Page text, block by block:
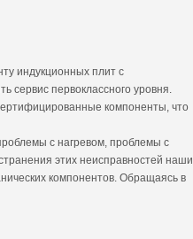
индукционных плит с
первоклассного уровня.
компоненты, что
с нагревом, проблемы с
этих неисправностей наши
компонентов. Обращаясь в